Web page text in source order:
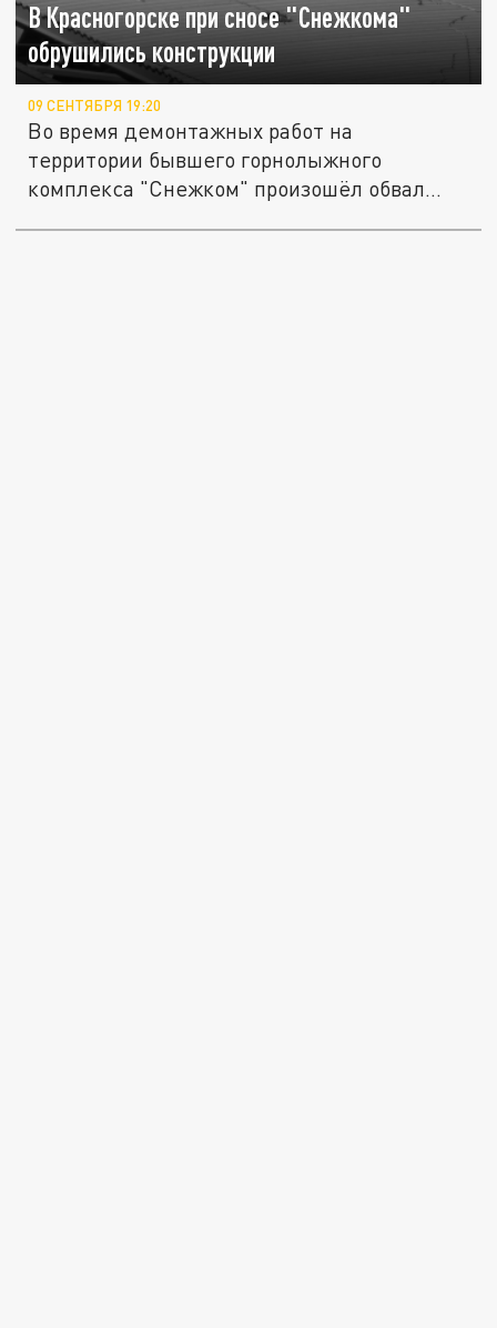
В Красногорске при сносе "Снежкома"
обрушились конструкции
09 СЕНТЯБРЯ 19:20
Во время демонтажных работ на
территории бывшего горнолыжного
комплекса "Снежком" произошёл обвал